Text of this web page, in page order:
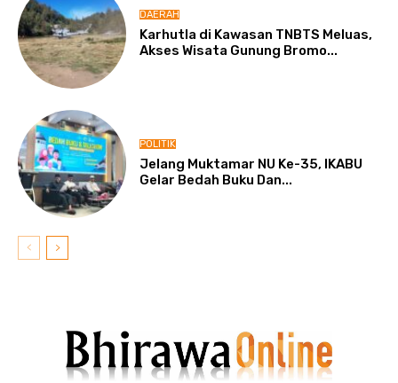
DAERAH
Karhutla di Kawasan TNBTS Meluas,
Akses Wisata Gunung Bromo...
POLITIK
Jelang Muktamar NU Ke-35, IKABU
Gelar Bedah Buku Dan...